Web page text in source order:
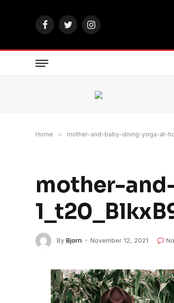
FacebookTwitterInstagram
Home » mother-and-baby-doing-yoga-at-
mother-
By Bjorn November 12, 2021